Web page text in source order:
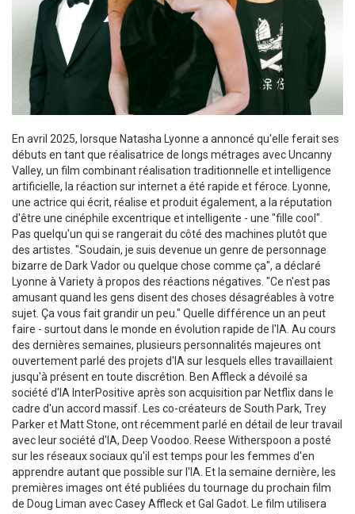
En avril 2025, lorsque Natasha Lyonne a annoncé qu'elle ferait ses débuts en tant que réalisatrice de longs métrages avec Uncanny Valley, un film combinant réalisation traditionnelle et intelligence artificielle, la réaction sur internet a été rapide et féroce. Lyonne, une actrice qui écrit, réalise et produit également, a la réputation d'être une cinéphile excentrique et intelligente - une "fille cool". Pas quelqu'un qui se rangerait du côté des machines plutôt que des artistes. "Soudain, je suis devenue un genre de personnage bizarre de Dark Vador ou quelque chose comme ça", a déclaré Lyonne à Variety à propos des réactions négatives. "Ce n'est pas amusant quand les gens disent des choses désagréables à votre sujet. Ça vous fait grandir un peu." Quelle différence un an peut faire - surtout dans le monde en évolution rapide de l'IA. Au cours des dernières semaines, plusieurs personnalités majeures ont ouvertement parlé des projets d'IA sur lesquels elles travaillaient jusqu'à présent en toute discrétion. Ben Affleck a dévoilé sa société d'IA InterPositive après son acquisition par Netflix dans le cadre d'un accord massif. Les co-créateurs de South Park, Trey Parker et Matt Stone, ont récemment parlé en détail de leur travail avec leur société d'IA, Deep Voodoo. Reese Witherspoon a posté sur les réseaux sociaux qu'il est temps pour les femmes d'en apprendre autant que possible sur l'IA. Et la semaine dernière, les premières images ont été publiées du tournage du prochain film de Doug Liman avec Casey Affleck et Gal Gadot. Le film utilisera l'IA pour générer les décors et l'éclairage au lieu d'utiliser des décors traditionnels. Bien sûr, il y a encore beaucoup de résistance (il suffit de regarder les commentaires !) et de préoccupations concernant l'IA remplaçant les créatifs comme les acteurs et les écrivains, mais ce qui était autrefois un mot tabou pour tout créatif à Hollywood commence à s'orienter vers la promesse et les possibilités. Comment ce changement est-il survenu ? Le secret du succès est que les personnes qui explorent maintenant l'IA pour Hollywood sont issues de l'intérieur. "Nous avons toujours su que l'innovation viendrait des cinéastes", explique Bryn Mooser, qui a lancé le studio de films à intelligence générative Asteria avec Lyonne. "Elle ne viendra pas des entreprises technologiques et elle ne viendra pas des studios." Affleck pourrait être la clé pour débloquer cette conversation. La plupart de Hollywood a été surprise par la nouvelle que l'acteur avait une société d'IA, qui était restée secrète depuis sa fondation en 2022. Son accord avec Netflix - une acquisition rare pour la plateforme - est plus facile à vendre car il unit deux entités du secteur au lieu d'introduire une entreprise extérieure de la Silicon Valley. Affleck affirme que la technologie d'InterPositive ne vise pas à remplacer les créatifs - elle vise à rendre le processus de production plus rapide et plus abordable. (La demande de brevet déposée pour la technologie d'InterPositive prévoyait des économies "considérables" sur les coûts de production, notamment une réduction de 50 % des coûts des effets visuels.) "Je veux éliminer toutes les choses logistiques, difficiles et techniques qui se mettent souvent en travers du chemin", a déclaré Affleck dans une vidéo publiée par Netflix en même temps que l'annonce de son acquisition. "Il ne s'agit pas de générer du texte prompt ou de créer quelque chose à partir de rien. Vous construisez un modèle à partir de votre propre matériau." La technologie d'InterPositive, aussi impressionnante soit-elle, n'est même pas l'atout le plus précieux ici : c'est Affleck lui-même. Non seulement il est un réalisateur et producteur oscarisé, mais c'est aussi une vedette de cinéma de premier plan respectée qui sait parler devant les sceptiques avec charisme. "Ils ont Ben Affleck, et c'est très puissant", déclare un initié travaillant dans le domaine de l'IA, "parce que cela aide les cinéastes à se sentir plus à l'aise - et cela vaut bien les 600 millions de dollars." Cette infiltration de l'IA à Hollywood a mal commencé dès le départ, selon Stone. Lorsque les acteurs de la Silicon Valley proposent leurs sociétés d'IA et les moyens par lesquels elles pourraient changer la création de contenu aux investisseurs, ils racontent parfois des histoires d'oblitération totale des acteurs, écrivains et cinéastes. Mais c'est la nature de la levée de fonds dans la Silicon Valley : faire de grandes promesses, même si elles ne sont pas réalistes. "Ces gars sont descendus et ont foutu la trouille à tout le monde, et c'est toujours comme ça", déclare Stone à Vanity Fair. "Ils ne font pas de films et ne savent pas comment le faire - ils font un pitch deck."Stone et Parker ont discrètement fondé leur studio d'effets visuels AI Deep Voodoo en 2020. Au début, c'était simplement pour leur propre usage, pour créer des vidéos deepfake (impliquant parfois un certain président assis des États-Unis). Ils n'en ont pas beaucoup parlé publiquement, mais vous avez probablement vu leur travail, qui comprend la publicité du Super Bowl de Dunkin’ Donuts mettant en vedette Affleck et toutes vos stars de sitcom des années 90 préférées et le clip musical de Kendrick Lamar pour « The Heart Part 5 », dans lequel son visage se transforme en Kanye West, Will Smith, Kobe Bryant, et d'autres. Leur travail se concentre sur le rajeunissement et l'échange de visages, tout en capturant toujours les vraies performances des acteurs. « Nous avons gardé cette technologie pour nous au début parce que nous nous sommes dit : 'C'est incroyable. On a cette super chose vraiment cool' », déclare Stone. « Et puis il y a eu un jour où nous nous sommes dit : 'Nous devons ouvrir cela et commencer à parler aux gens parce que c'est bien plus grand que la merde de comédie que nous faisons’ ». Le message de tous ces conteurs est le même, et contribue à rassurer Hollywood (du moins un peu) : l'IA est un outil qui peut aider à rendre les choses plus faciles et plus abordables—c'est un ajout, ce n'est pas question de remplacer les créatifs. « Si vous regardez ce qui est fait par des gens comme Matt et Trey, par Ben et d'autres, cela évolue vers le côté de l'utilité », déclare Kenneth Ye, un cadre en développement stratégique chez CAA. « Et il a fallu vraiment du temps pour comprendre comment faire cela correctement ». Tye Sheridan n'a pas du tout caché son intérêt pour l'IA. Il a été l'un des premiers à Hollywood à explorer les possibilités quand lui et Nikola Todorovic ont cofondé l'entreprise de technologie AI Wonder Dynamics en 2016. À l'époque, Sheridan, connu pour son travail dans des films de science-fiction comme Ready Player One et la franchise X-Men, disait aux agents, managers et à quiconque à Hollywood qui voulait écouter qu'ils devraient s'informer sur l'IA. « Ça arrive. Cela va devenir une grande partie de notre industrie », se souvient-il avoir dit. « Et certaines personnes riaient un peu parce qu'elles pensaient que cela semblait trop science-fiction ». C'est après le lancement de ChatGPT en 2022 que Hollywood (et le reste de la société) a réalisé les possibilités. En 2023, Sheridan et Todorovic ont lancé Wonder Studio, un outil AI pour animer, éclairer et composer des personnages de CG dans une scène en prise de vue réelle. Ils ont été intentionnels dans l'utilisation de l'IA d'une manière additive, pas pour remplacer les talents créatifs comme les acteurs. « Nous passons beaucoup de temps à rester du bon côté de l'IA », déclare Todorovic. « Je ne vais pas mentir, il n'était pas facile de rester de ce côté parce qu'on est toujours tenté ». Pour Sheridan, c'est le nuance de l'IA qui a été perdu dans la conversation jusqu'à présent. Mais plus les cinéastes parlent ouvertement des façons spécifiques dont ils utilisent l'IA, plus cela fait une différence. « Il y a tellement de modèles différents, tellement de solutions AI différentes—c'est comme dire qu'Internet est mauvais ou bon », dit-il. « Vous avez tous ces outils différents dans l'écosystème de l'IA, certains sont intrinsèquement plus dommageables pour les artistes et certains aident vraiment les artistes de bien des manières ». Comme Affleck, Sheridan pourrait être clé pour changer la donne dans cet espace car il est aussi acteur. À ce stade, une grande partie de l'opposition à cette technologie vient de ce groupe. Selon plusieurs sources, de nombreux acteurs refusent toujours de signer pour des projets AI même s'ils sont intéressés à cause de la peur des répercussions qu'ils recevraient de la communauté d'acteurs. Mais si le coup marketing qu'était Tilly Norwood nous a montré quelque chose, c'est que l'IA n'en est pas au point de pouvoir remplacer les acteurs à partir de zéro. Mais avec la fin du contrat actuel de SAG-AFTRA prévue pour le 30 juin, le syndicat reprendra les discussions avec les studios ce mois-ci pour négocier son nouveau contrat, et l'établissement de certaines protections AI devrait être l'un des points principaux. La société AI de Darren Aronofsky, Primordial Soup, a embauché tous les acteurs de voix SAG-AFTRA pour son projet le plus récent, la série animée On This Day…1776. « Pour nous, oui, il y a l'éthique de travailler avec des acteurs SAG. Il y a aussi la praticité que vous pouvez obtenir une bien meilleure performance », déclare Dylan Golden, le partenaire de production de longue date d'Aronofsky et partenaire fondateur de Primordial Soup. « Je ne suis pas sûr pourquoi à ce stade nous voudrions utiliser l'IA si nous pouvons obtenir une bien meilleure performance d'un acteur ».Il reste encore beaucoup de chemin à parcourir tant dans les conversations que dans la qualité du contenu : On This Day…1776, qui recrée des moments de l'année fondatrice de l'Amérique, a peut-être été un pas en avant par rapport au "sop" de l'IA, mais il a été accueilli principalement par des critiques défavorables. Les cinéastes qui tentent d'avancer en explor